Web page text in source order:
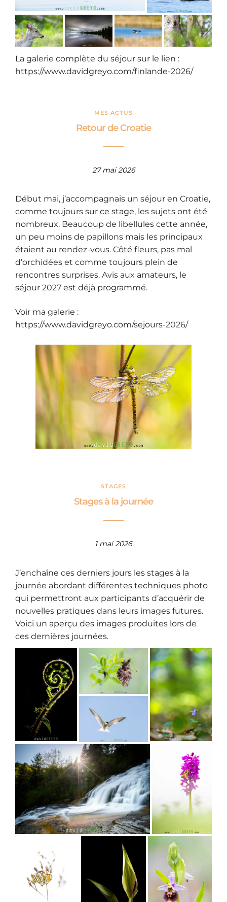
La galerie complète du séjour sur le lien :
https://www.davidgreyo.com/finlande-2026/
MES ACTUS
Retour de Croatie
27 mai 2026
Début mai, j’accompagnais un séjour en Croatie,
comme toujours sur ce stage, les sujets ont été
nombreux. Beaucoup de libellules cette année,
un peu moins de papillons mais les principaux
étaient au rendez-vous. Côté fleurs, pas mal
d’orchidées et comme toujours plein de
rencontres surprises. Avis aux amateurs, le
séjour 2027 est déjà programmé.
Voir ma galerie :
https://www.davidgreyo.com/sejours-2026/
STAGES
Stages à la journée
1 mai 2026
J’enchaîne ces derniers jours les stages à la
journée abordant différentes techniques photo
qui permettront aux participants d’acquérir de
nouvelles pratiques dans leurs images futures.
Voici un aperçu des images produites lors de
ces dernières journées.